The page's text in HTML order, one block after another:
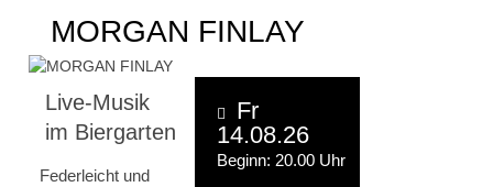
MORGAN FINLAY
Live-Musik
im Biergarten
Federleicht und
Fr
14.08.26
Beginn: 20.00 Uhr